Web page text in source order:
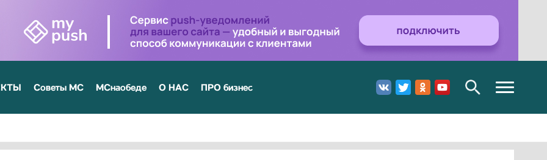
Советы МС МСнаобеде О НАС ПРО бизнес
Toggle
navigation